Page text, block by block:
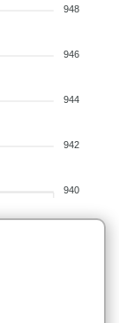
948
946
944
942
940